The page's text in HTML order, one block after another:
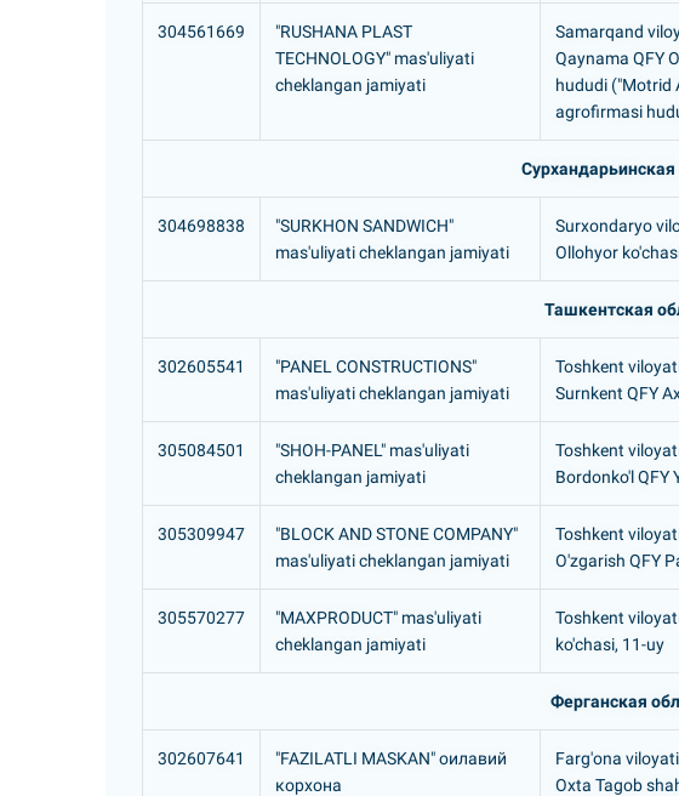
304561669
"RUSHANA PLAST
TECHNOLOGY" mas'uliyati
cheklangan jamiyati
Samarqand
Qaynama QFY
hududi ("Motrid
agrofirmasi
Сурхандарьинская
304698838
"SURKHON SANDWICH"
mas'uliyati cheklangan jamiyati
Surxondaryo
Ollohyor
Ташкентская
302605541
"PANEL CONSTRUCTIONS"
mas'uliyati cheklangan jamiyati
Toshkent
Surnkent QFY
305084501
"SHOH-PANEL" mas'uliyati
cheklangan jamiyati
Toshkent
Bordonko'l QFY
305309947
"BLOCK AND STONE COMPANY"
mas'uliyati cheklangan jamiyati
Toshkent
O'zgarish QFY
305570277
"MAXPRODUCT" mas'uliyati
cheklangan jamiyati
Toshkent
ko'chasi, 11-uy
Ферганская
302607641
"FAZILATLI MASKAN" оилавий
корхона
Farg'ona
Oxta Tagob